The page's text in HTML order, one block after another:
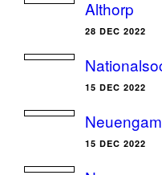
Althorp
28 DEC 2022
15 DEC 2022
15 DEC 2022